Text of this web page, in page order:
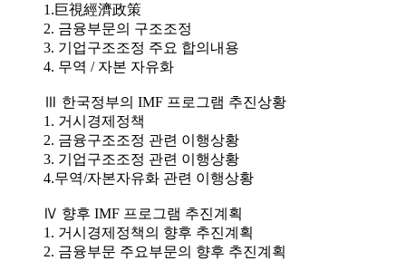
1.巨視經濟政策
2. 금융부문의 구조조정
3. 기업구조조정 주요 합의내용
4. 무역 / 자본 자유화
Ⅲ 한국정부의 IMF 프로그램 추진상황
1. 거시경제정책
2. 금융구조조정 관련 이행상황
3. 기업구조조정 관련 이행상황
4.무역/자본자유화 관련 이행상황
Ⅳ 향후 IMF 프로그램 추진계획
1. 거시경제정책의 향후 추진계획
2. 금융부문 주요부문의 향후 추진계획